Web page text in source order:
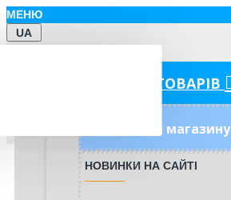
МЕНЮ
UA
КАТЕГОРІЇ ТОВАРІВ
Новинки магазину
НОВИНКИ НА САЙТІ